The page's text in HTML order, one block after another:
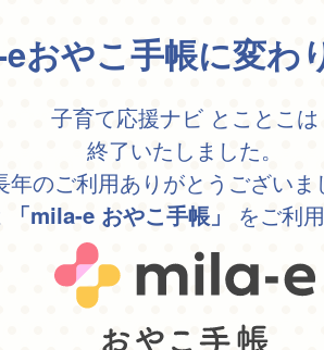
おやこ手帳に変わ
子育て応援ナビ とことこは
終了いたしました。
年のご利用ありがとうございま
「mila-e おやこ手帳」 をご利